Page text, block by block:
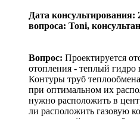
Дата консультирования:
вопроса: Toni,
Вопрос: Проектируется
отопления - теплый
Контуры труб
при оптимальном их
нужно расположить в
ли расположить газовую